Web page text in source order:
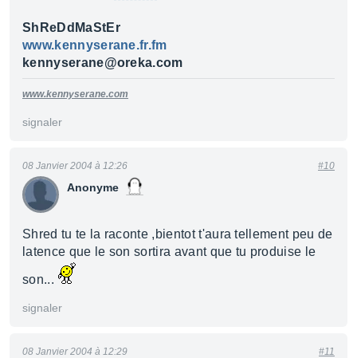
ShReDdMaStEr
www.kennyserane.fr.fm
kennyserane@oreka.com
www.kennyserane.com
signaler
Anonyme
08 Janvier 2004 à 12:26 #10
Shred tu te la raconte ,bientot t'aura tellement peu de
latence que le son sortira avant que tu produise le
son...
signaler
08 Janvier 2004 à 12:29 #11